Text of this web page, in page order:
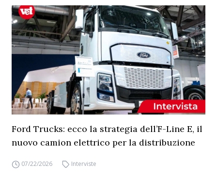
Ford Trucks: ecco la strategia dell’F-Line E, il
nuovo camion elettrico per la distribuzione
07/22/2026 Interviste